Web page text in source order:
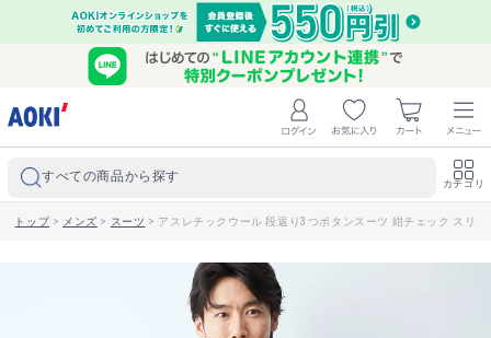
すべての商品から探す カテゴリ
トップ> メンズ > スーツ > アスレチックウール 段返り3つボタンスーツ 紺チェック スリ